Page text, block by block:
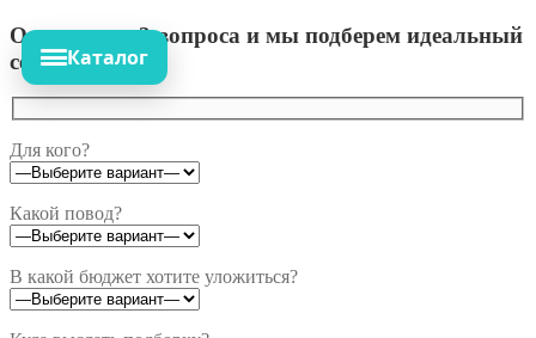
Ответьте на 3 вопроса и мы подберем идеальный
сет!
Для кого?
Какой повод?
В какой бюджет хотите уложиться?
Каталог